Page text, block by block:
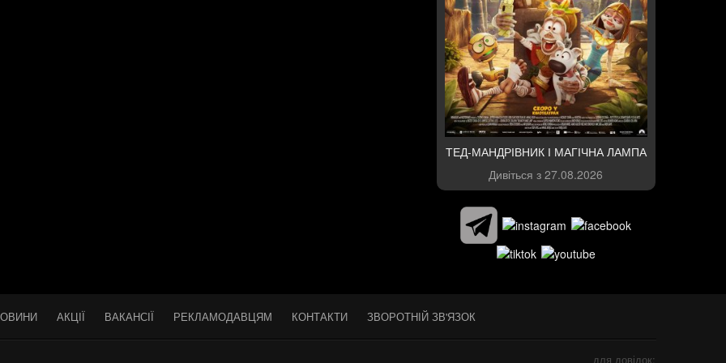
ТЕД-МАНДРІВНИК І МАГІЧНА ЛАМПА
Дивіться з 27.08.2026
АКЦІЇ ВАКАНСІЇ РЕКЛАМОДАВЦЯМ КОНТАКТИ ЗВОРОТНІЙ ЗВ'ЯЗОК
для довідок: